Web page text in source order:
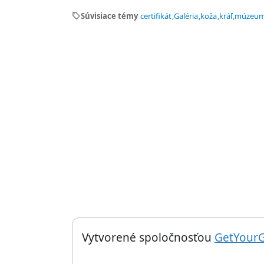
sellSúvisiace témy certifikát Galéria koža kráľ
Things to do near Najstaršia futbalová lopta
Vytvorené spoločnosťou